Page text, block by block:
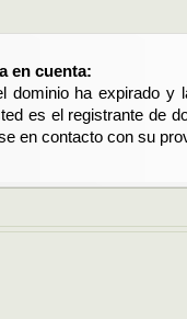
en cuenta:
dominio ha expirado y
es el registrante de
en contacto con su